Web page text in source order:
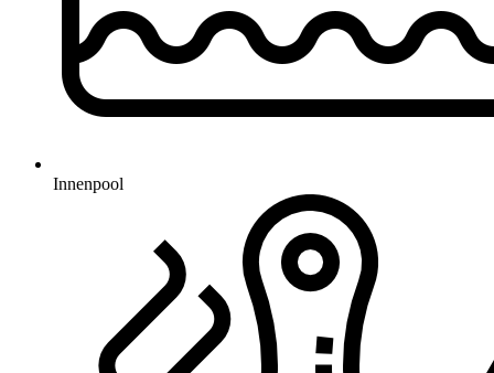
Innenpool